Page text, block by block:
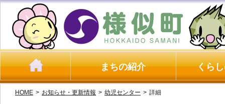
まちの紹介 くら
HOME > お知らせ・更新情報 > 幼児センター > 詳細